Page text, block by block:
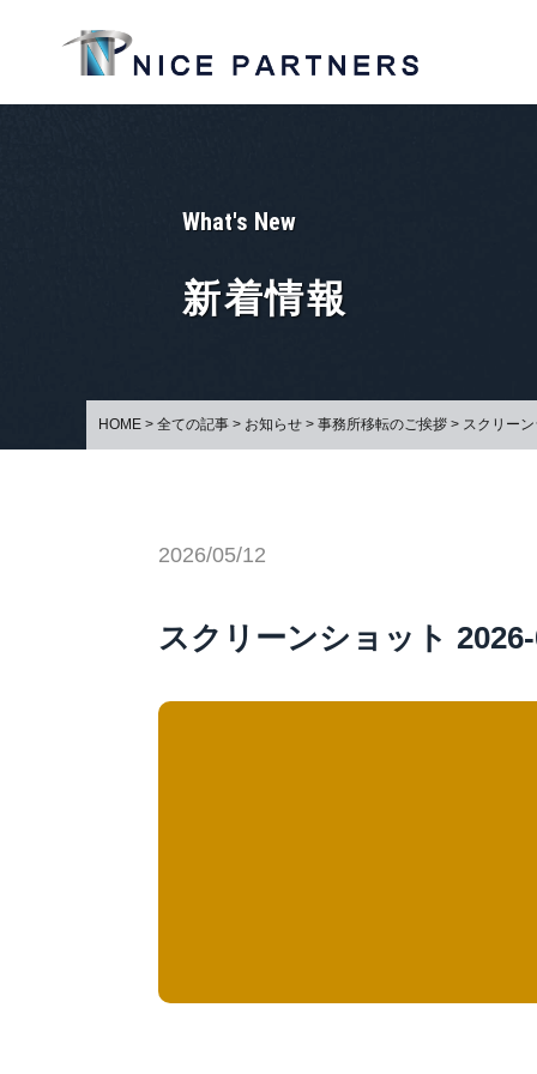
What's New
新着情報
HOME > 全ての記事 > お知らせ > 事務所移転のご挨拶 > スクリー
2026/05/12
スクリーンショット